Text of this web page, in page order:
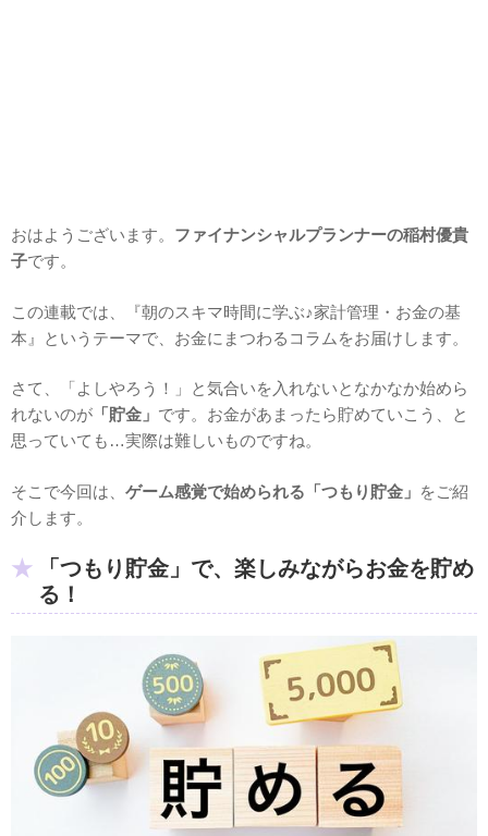
おはようございます。 ファイナンシャルプランナーの稲村優貴
子です。
この連載では、『朝のスキマ時間に学ぶ♪家計管理・お金の基
本』というテーマで、お金にまつわるコラムをお届けします。
さて、「よしやろう！」と気合いを入れないとなかなか始めら
れないのが 「貯金」 です。お金があまったら貯めていこう、と
思っていても…実際は難しいものですね。
そこで今回は、 ゲーム感覚で始められる「つもり貯金」 をご紹
介します。
「つもり貯金」で、楽しみながらお金を貯め
る！